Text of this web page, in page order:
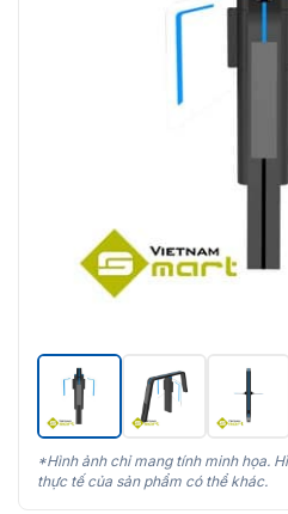
*Hình ảnh chỉ mang tính minh họa.
thực tế của sản phẩm có thể khác.